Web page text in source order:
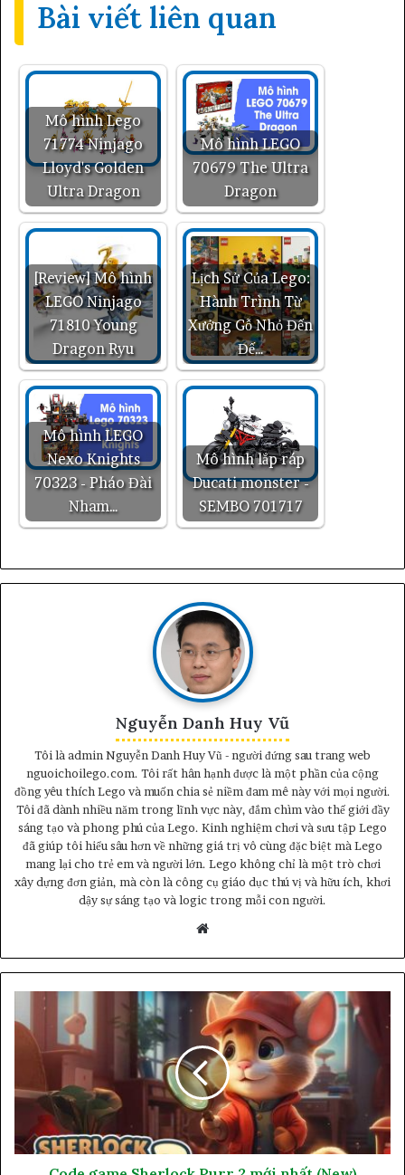
Bài viết liên quan
Mô hình Lego
71774 Ninjago
Lloyd's Golden
Ultra Dragon
Mô hình LEGO
70679 The Ultra
Dragon
[Review] Mô hình
LEGO Ninjago
71810 Young
Dragon Ryu
Lịch Sử Của Lego:
Hành Trình Từ
Xưởng Gỗ Nhỏ Đến
Đế…
Mô hình LEGO
Nexo Knights
70323 - Pháo Đài
Nham…
Mô hình lắp ráp
Ducati monster -
SEMBO 701717
Nguyễn Danh Huy Vũ
Tôi là admin Nguyễn Danh Huy Vũ - người đứng sau trang web
nguoichoilego.com. Tôi rất hân hạnh được là một phần của cộng
đồng yêu thích Lego và muốn chia sẻ niềm đam mê này với mọi người.
Tôi đã dành nhiều năm trong lĩnh vực này, đắm chìm vào thế giới đầy
sáng tạo và phong phú của Lego. Kinh nghiệm chơi và sưu tập Lego
đã giúp tôi hiểu sâu hơn về những giá trị vô cùng đặc biệt mà Lego
mang lại cho trẻ em và người lớn. Lego không chỉ là một trò chơi
xây dựng đơn giản, mà còn là công cụ giáo dục thú vị và hữu ích, khơi
dậy sự sáng tạo và logic trong mỗi con người.